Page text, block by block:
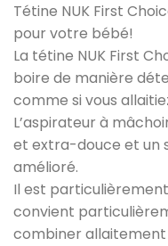
Tétine NUK First
pour votre bébé!
La tétine NUK First
boire de manière
comme si vous
L’aspirateur à
et extra-douce et un
amélioré.
Il est
convient
combiner